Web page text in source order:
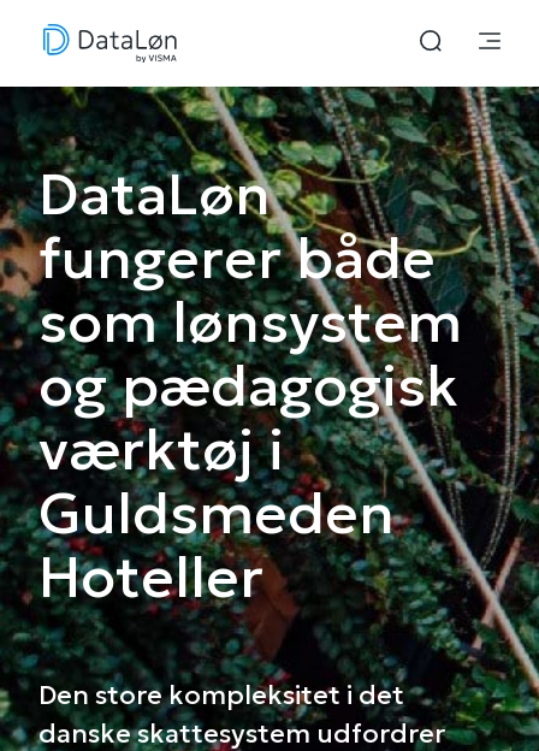
DataLøn
fungerer både
som lønsystem
og pædagogisk
værktøj i
Guldsmeden
Hoteller
Den store kompleksitet i det
danske skattesystem udfordrer